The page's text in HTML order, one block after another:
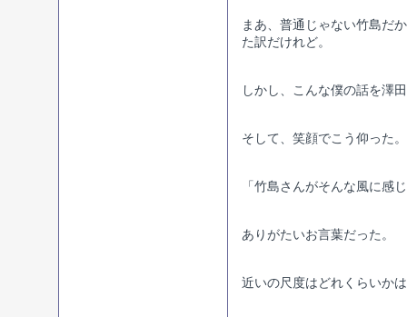
まあ、普通じゃない竹島だ
た訳だけれど。
しかし、こんな僕の話を澤
そして、笑顔でこう仰った。
「竹島さんがそんな風に感
ありがたいお言葉だった。
近いの尺度はどれくらいか